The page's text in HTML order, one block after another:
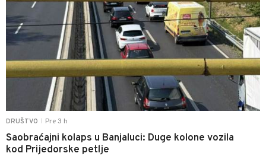
DRUŠTVO Pre 3 h
Saobraćajni kolaps u Banjaluci: Duge kolone vozila
kod Prijedorske petlje